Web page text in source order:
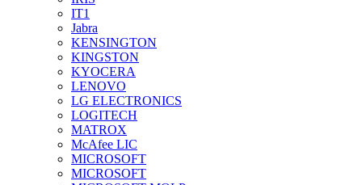
IT1
Jabra
KENSINGTON
KINGSTON
KYOCERA
LENOVO
LG ELECTRONICS
LOGITECH
MATROX
McAfee LIC
MICROSOFT
MICROSOFT